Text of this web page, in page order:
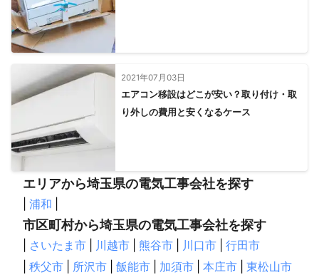
2021年07月03日
エアコン移設はどこが安い？取り付け・取
り外しの費用と安くなるケース
エリアから埼玉県の電気工事会社を探す
浦和
市区町村から埼玉県の電気工事会社を探す
さいたま市 川越市 熊谷市 川口市
行田市
秩父市 所沢市 飯能市 加須市 本庄市
東松山市